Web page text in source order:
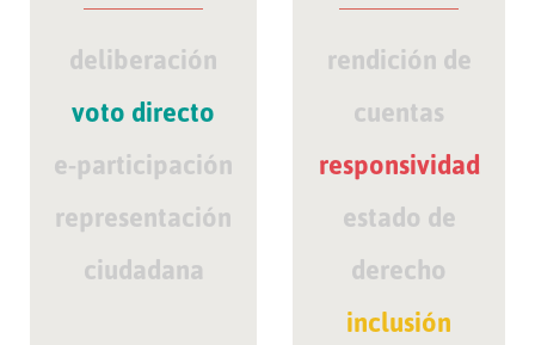
deliberación
voto directo
e-participación
representación
ciudadana
rendición de
cuentas
responsividad
estado de
derecho
inclusión